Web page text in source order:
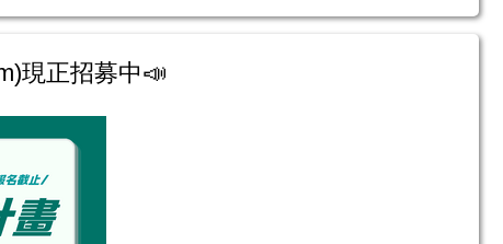
現正招募中📣